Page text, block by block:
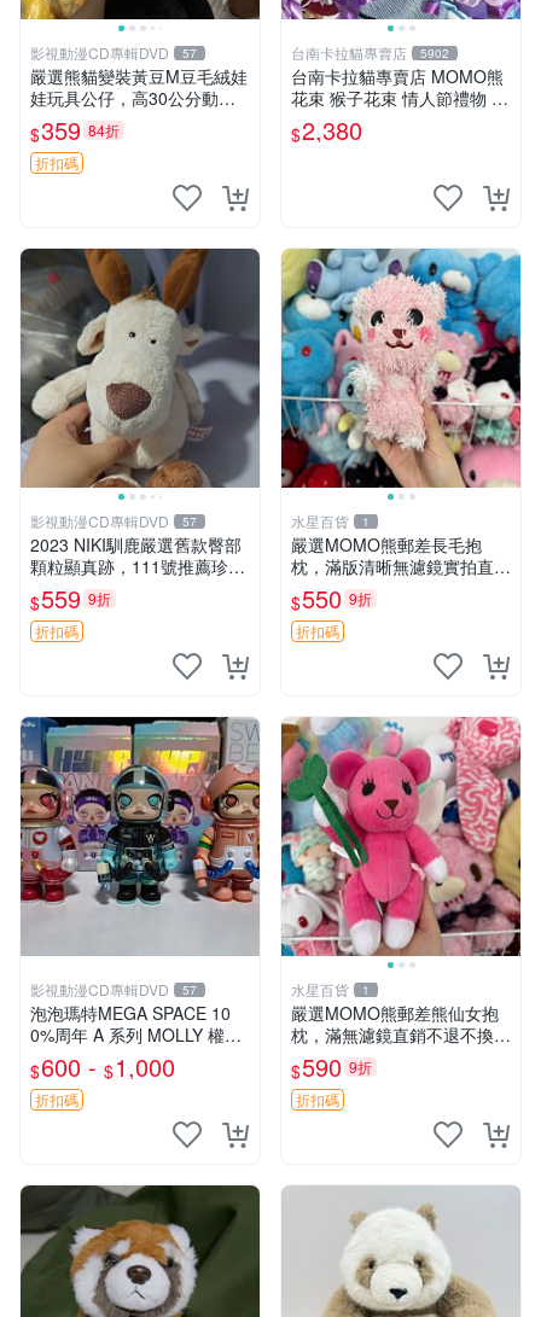
影視動漫CD專輯DVD 57
嚴選熊貓變裝黃豆M豆毛絨娃
娃玩具公仔，高30公分動漫
周邊 熊貓 變裝 公仔
$359 84折
折扣碼
台南卡拉貓專賣店 5902
台南卡拉貓專賣店 MOMO熊
花束 猴子花束 情人節禮物 二
選一 可繡字 可今天寄明天到
$2,380
影視動漫CD專輯DVD 57
2023 NIKI馴鹿嚴選舊款臀部
顆粒顯真跡，111號推薦珍藏
品 馴鹿 舊款 尾巴顆粒
$559 9折
折扣碼
水星百貨 1
嚴選MOMO熊郵差長毛抱
枕，滿版清晰無濾鏡實拍直
銷。每周新品到貨，不容錯
過！ 郵差熊 長毛 抱枕
$550 9折
折扣碼
影視動漫CD專輯DVD 57
泡泡瑪特MEGA SPACE 10
0%周年 A 系列 MOLLY 權威
隱藏款 嚴選薄荷巧克力色 80
年代風味 權威推薦 合適收藏
$600 - $1,000
折扣碼
水星百貨 1
嚴選MOMO熊郵差熊仙女抱
枕，滿無濾鏡直銷不退不換
經典造型可愛必備 紅薯啵啵
間抱枕 抱枕 時尚
$590 9折
折扣碼